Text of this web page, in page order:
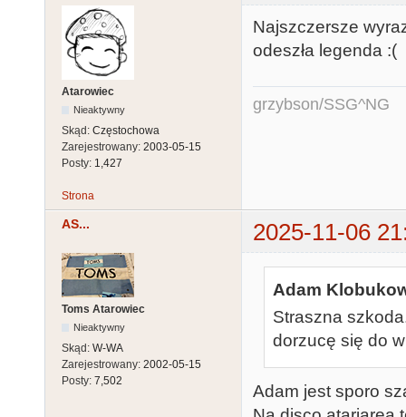
Atarowiec
Nieaktywny
Skąd: Częstochowa
Zarejestrowany: 2003-05-15
Posty: 1,427
Najszczersze
odeszła legenda :(
grzybson/SSG^NG
Strona
AS... 2025-11-06
Toms Atarowiec
Nieaktywny
Skąd: W-WA
Zarejestrowany: 2002-05-15
Posty: 7,502
Adam
Straszna
dorzucę się do
Adam jest sporo